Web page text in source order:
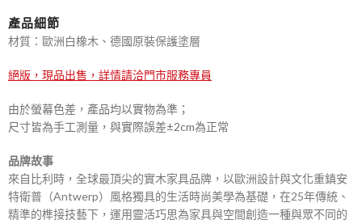
產品細節
材質：歐洲白橡木、德國原裝保護塗層
絕版，現品出售，詳情請洽門市服務專員
由於螢幕色差，產品均以實物為準；
尺寸皆為手工測量，與實際誤差±2cm為正常
品牌故事
來自比利時，全球最頂尖的實木家具品牌，以歐洲設計與文化重鎮安
特衛普（Antwerp）風格獨具的生活時尚美學為基礎，在25年傳統、
精準的榫接技藝下，運用靈活巧思為家具與空間創造一種與眾不同的